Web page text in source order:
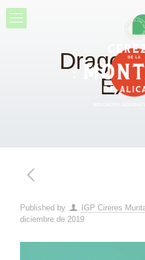
Published by IGP Cireres
diciembre de 2019